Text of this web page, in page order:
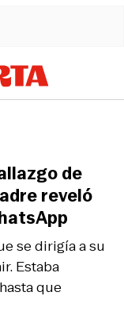
se dirigía a su
Estaba
que
de
reveló